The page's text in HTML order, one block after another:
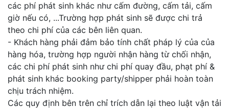
các phí phát sinh khác như cấm đường, cấm tải, cấm
giờ nếu có, ...Trường hợp phát sinh sẽ được chi trả
theo chi phí của các bên liên quan.
- Khách hàng phải đảm bảo tính chất pháp lý của của
hàng hóa, trường hợp người nhận hàng từ chối nhận,
các chi phí phát sinh như chi phí quay đầu, phạt phí &
phát sinh khác booking party/shipper phải hoàn toàn
chịu trách nhiệm.
Các quy định bên trên chỉ trích dẫn lại theo luật vận tải